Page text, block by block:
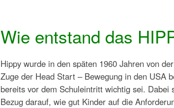
Wie entstand das
Hippy wurde in den späten 1960 Jahren von
Zuge der Head Start – Bewegung in den USA
bereits vor dem Schuleintritt wichtig sei.
Bezug darauf, wie gut Kinder auf die